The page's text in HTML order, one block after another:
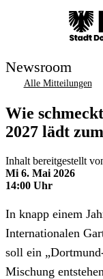
Newsroom
Alle Mitteilungen
Wie
2027 lädt
Inhalt bereitgestellt
Mi 6. Mai 2026
14:00 Uhr
In knapp einem
Internationalen
soll ein
Mischung